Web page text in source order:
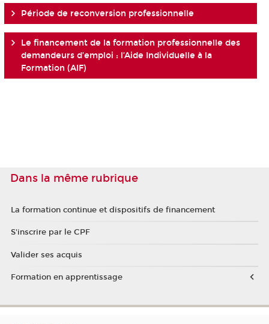
Période de reconversion professionnelle
Le financement de la formation professionnelle des
demandeurs d’emploi : l’Aide Individuelle à la
Formation (AIF)
Dans la même rubrique
La formation continue et dispositifs de financement
S'inscrire par le CPF
Valider ses acquis
Formation en apprentissage